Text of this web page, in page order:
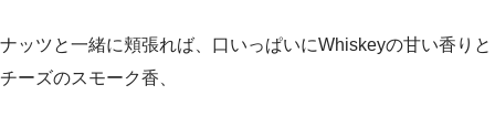
ナッツと一緒に頬張れば、口いっぱいにWhiskeyの甘い香りと
チーズのスモーク香、